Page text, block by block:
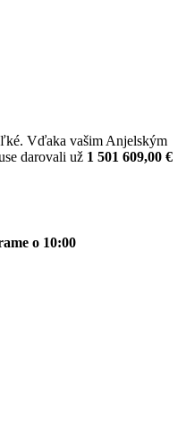
Vďaka vašim Anjelským
darovali už 1 501 609,00 €
o 10:00